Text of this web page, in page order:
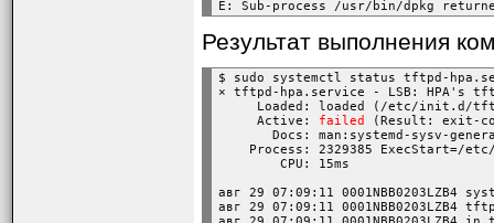
Результат выполнения
$ sudo systemctl status tftpd-
× tftpd-hpa.service - LSB: HPA's
Loaded: loaded (/etc/init.d/
     Active:
failed
(Result: exit-
Docs: man:systemd-sysv-
Process: 2329385 ExecStart=/
        CPU: 15ms
авг 29 07:09:11
авг 29 07:09:11
Установит в секундах
status
Покажет текущий
timeout total-
Установит общий
trace